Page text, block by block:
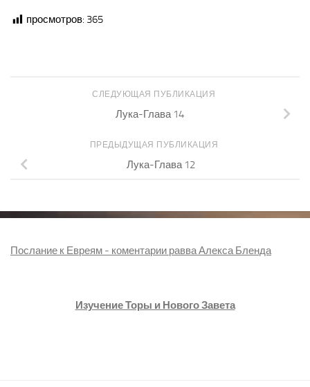
просмотров: 365
СЛЕДУЮЩАЯ ПУБЛИКАЦИЯ
Лука-Глава 14
ПРЕДЫДУЩАЯ ПУБЛИКАЦИЯ
Лука-Глава 12
Послание к Евреям - коментарии равва Алекса Бленда
Изучение Торы и Нового Завета